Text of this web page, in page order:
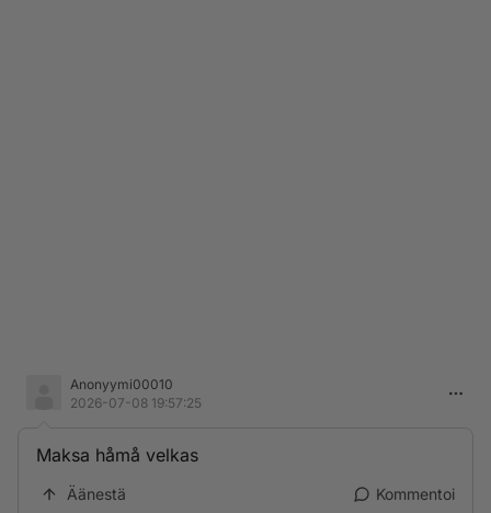
Anonyymi00010
2026-07-08 19:57:25
Maksa håmå velkas
Äänestä Kommentoi